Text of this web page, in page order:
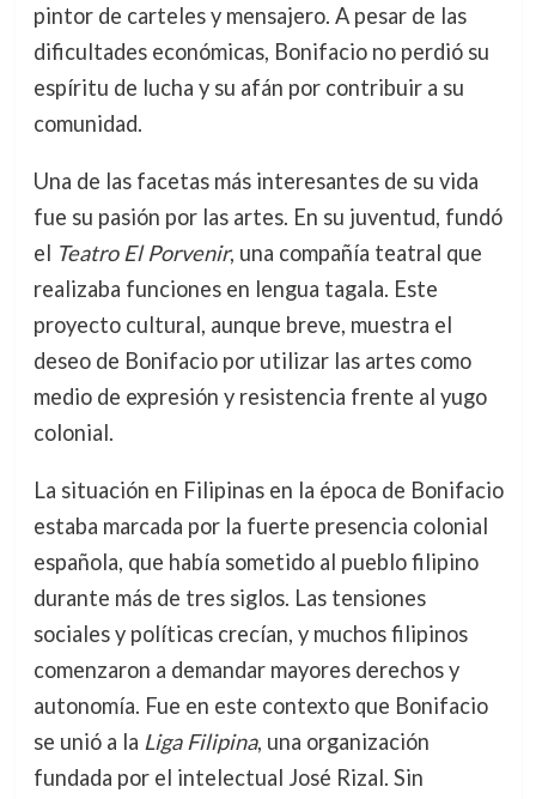
pintor de carteles y mensajero. A pesar de las
dificultades económicas, Bonifacio no perdió su
espíritu de lucha y su afán por contribuir a su
comunidad.
Una de las facetas más interesantes de su vida
fue su pasión por las artes. En su juventud, fundó
el Teatro El Porvenir, una compañía teatral que
realizaba funciones en lengua tagala. Este
proyecto cultural, aunque breve, muestra el
deseo de Bonifacio por utilizar las artes como
medio de expresión y resistencia frente al yugo
colonial.
La situación en Filipinas en la época de Bonifacio
estaba marcada por la fuerte presencia colonial
española, que había sometido al pueblo filipino
durante más de tres siglos. Las tensiones
sociales y políticas crecían, y muchos filipinos
comenzaron a demandar mayores derechos y
autonomía. Fue en este contexto que Bonifacio
se unió a la Liga Filipina, una organización
fundada por el intelectual José Rizal. Sin